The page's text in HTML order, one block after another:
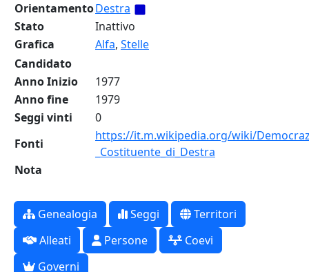
OrientamentoDestra
Stato
Inattivo
Grafica
Alfa, Stelle
Candidato
Anno Inizio
1977
Anno fine
1979
Seggi vinti
0
Fonti
https://it.m.wikipedia.org/wiki/
_Costituente_di_Destra
Nota
Genealogia Seggi
Territori
Alleati
Persone
Coevi
Governi